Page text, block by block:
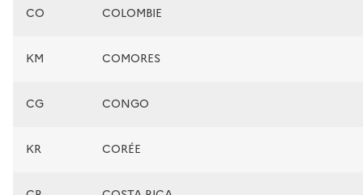
CO COLOMBIE
KM COMORES
CG CONGO
KR CORÉE